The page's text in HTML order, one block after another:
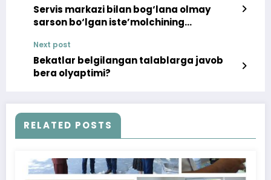
Servis markazi bilan bog‘lana olmay
sarson bo‘lgan iste’molchining
Next post
Bekatlar belgilangan talablarga javob
bera olyaptimi?
RELATED POSTS